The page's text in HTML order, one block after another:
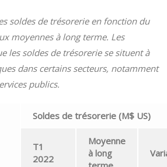
soldes de trésorerie en fonction du
moyennes à long terme. Les
les soldes de trésorerie se situent à
dans certains secteurs, notamment
publics.
Soldes de trésorerie (M$ US)
T1
2022
Moyenne
à long
Va